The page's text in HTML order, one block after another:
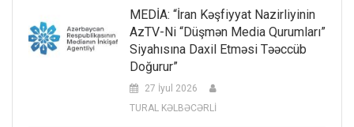
MEDİA: “İran Kəşfiyyat Nazirliyinin
AzTV-Ni “düşmən Media Qurumları”
Siyahısına Daxil Etməsi Təəccüb
Doğurur”
27 İyul 2026
TURAL KƏLBƏCƏRLİ